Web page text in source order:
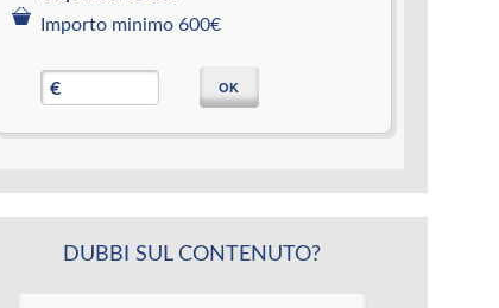
Importo minimo 600€
€ OK
DUBBI SUL CONTENUTO?